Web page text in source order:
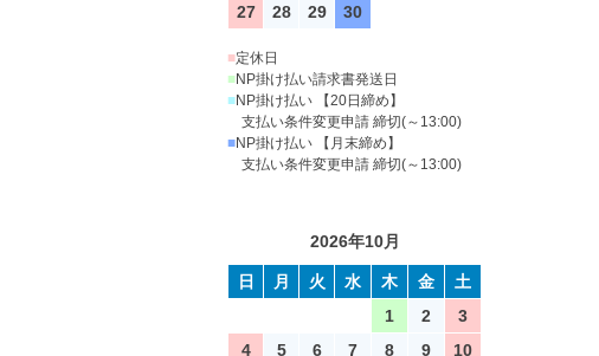
27
28 29 30
■定休日
■NP掛け払い請求書発送日
■NP掛け払い 【20日締め】
支払い条件変更申請 締切(～13:00)
■NP掛け払い 【月末締め】
支払い条件変更申請 締切(～13:00)
2026年10月
日 月 火 水 木 金
土
1
2
3
4
5 6 7 8 9
10